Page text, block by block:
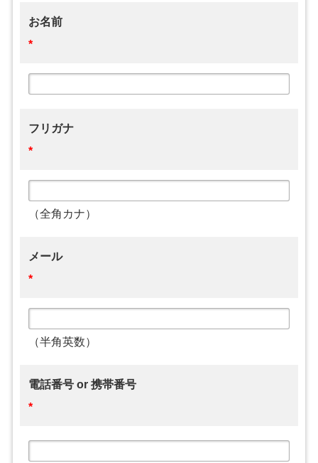
お名前
*
フリガナ
*
（全角カナ）
メール
*
（半角英数）
電話番号 or 携帯番号
*